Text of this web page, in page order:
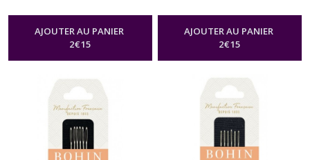
AJOUTER AU PANIER
2€15
AJOUTER AU PANIER
2€15